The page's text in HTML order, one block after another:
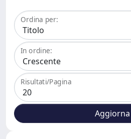
Ordina per:
In ordine:
Risultati/Pagina